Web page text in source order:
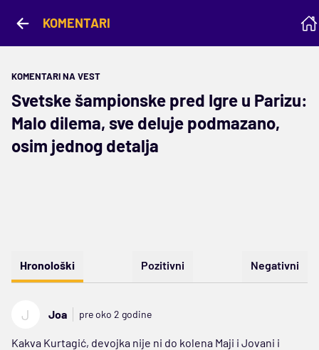
KOMENTARI
KOMENTARI NA VEST
Svetske šampionske pred Igre u Parizu:
Malo dilema, sve deluje podmazano,
osim jednog detalja
Hronološki Pozitivni Negativni
J Joa pre oko 2 godine
Kakva Kurtagić, devojka nije ni do kolena Maji i Jovani i